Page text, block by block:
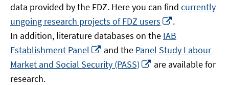
data provided by the FDZ. Here you can find currently
ungoing research projects of FDZ users
neuem
Fenster
öffnen
.
In addition, literature databases on the IAB
Establishment Panel
In
neuem
Fenster
and the Panel Study Labour
Market and Social Security (PASS)
In
are available for
research.